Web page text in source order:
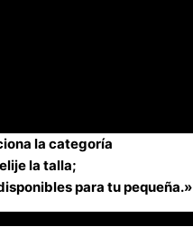
la categoría
la talla;
para tu pequeña.»